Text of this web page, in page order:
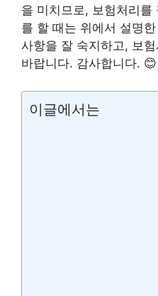
을 미치므로, 보험처리를
를 할 때는 위에서 설명
사항을 잘 숙지하고, 보
바랍니다. 감사합니다. 😊
이글에서는